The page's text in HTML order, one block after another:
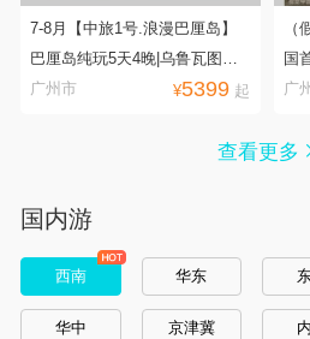
7-8月【中旅1号.浪漫巴厘岛】
巴厘岛纯玩5天4晚|乌鲁瓦图情
人崖|乌布皇宫+传统市集|网红瀑
妮达岛浮潜+独木舟|海滩BBQ|
广州市 ¥5399 起
国
广
查看更多
国内游
西南 华东
华中 京津冀